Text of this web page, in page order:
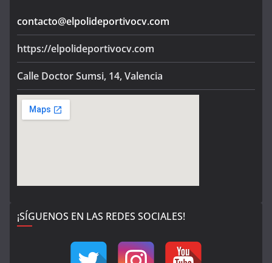
contacto@elpolideportivocv.com
https://elpolideportivocv.com
Calle Doctor Sumsi, 14, Valencia
¡SÍGUENOS EN LAS REDES SOCIALES!